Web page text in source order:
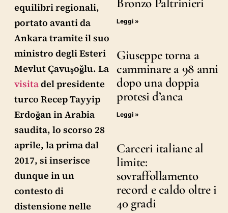
equilibri regionali,
portato avanti da
Ankara tramite il suo
ministro degli Esteri
Mevlut Çavuşoğlu. La
visitadel presidente
turco Recep Tayyip
Erdoğan in Arabia
saudita, lo scorso 28
aprile, la prima dal
2017, si inserisce
dunque in un
contesto di
distensione nelle
Leggi »
Giuseppe torna a
camminare a 98 anni
dopo una doppia
protesi d’anca
Leggi »
Carceri italiane al
limite:
sovraffollamento
record e caldo oltre i
40 gradi